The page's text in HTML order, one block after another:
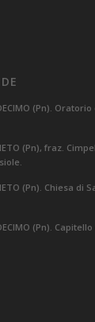
(Pn). Oratorio
(Pn), fraz.
(Pn). Chiesa di
(Pn).